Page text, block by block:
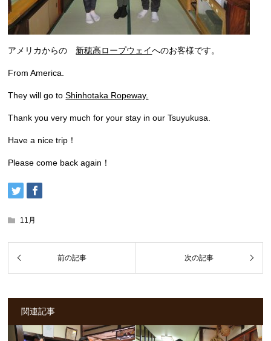
アメリカからの 新穂高ロープウェイへのお客様です。
From America.
They will go toShinhotaka Ropeway.
Thank you very much for your stay in our Tsuyukusa.
Have a nice trip！
Please come back again！
11月
関連記事